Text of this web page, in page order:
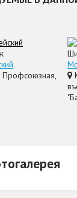
Профсоюзная,